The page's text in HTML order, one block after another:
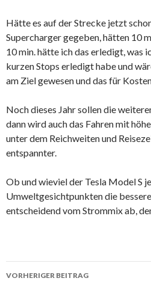
Hätte es auf der Strecke jetzt
Supercharger gegeben, hätten 10
10 min. hätte ich das erledigt, was
kurzen Stops erledigt habe und
am Ziel gewesen und das für
Noch dieses Jahr sollen die
dann wird auch das Fahren mit
unter dem Reichweiten und
entspannter.
Ob und wieviel der Tesla Model S
Umweltgesichtpunkten die
entscheidend vom Strommix ab,
Beitrags-
VORHERIGER BEITRAG